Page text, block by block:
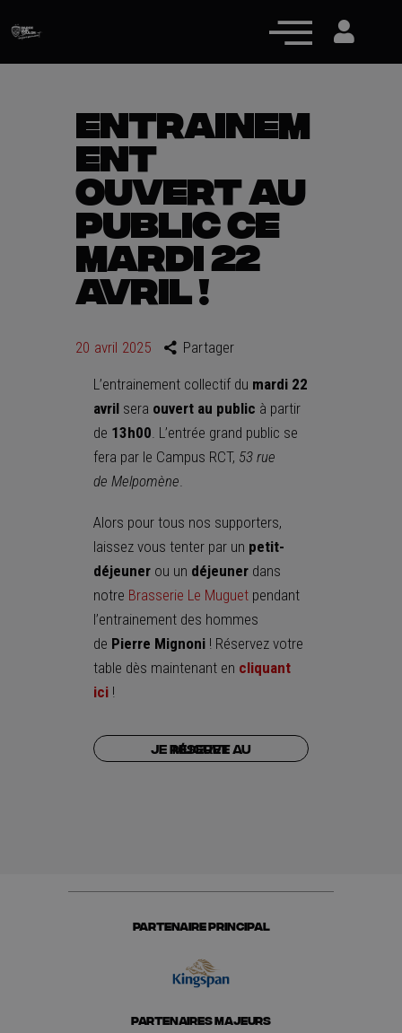
Actualités
Équipe pro
Nos équipes
Fan Zone
RCT Engagé
ENTRAINEM
ENT
OUVERT AU
PUBLIC CE
MARDI 22
AVRIL !
20 avril 2025 Partager
L’entrainement collectif du mardi 22
avril sera ouvert au public à partir
de 13h00. L’entrée grand public se
fera par le Campus RCT, 53 rue
de Melpomène.
Alors pour tous nos supporters,
laissez vous tenter par un petit-
déjeuner ou un déjeuner dans
notre Brasserie Le Muguet pendant
l’entrainement des hommes
de Pierre Mignoni ! Réservez votre
table dès maintenant en cliquant
ici !
Je réserve au Muguet
PARTENAIRE PRINCIPAL
PARTENAIRES MAJEURS